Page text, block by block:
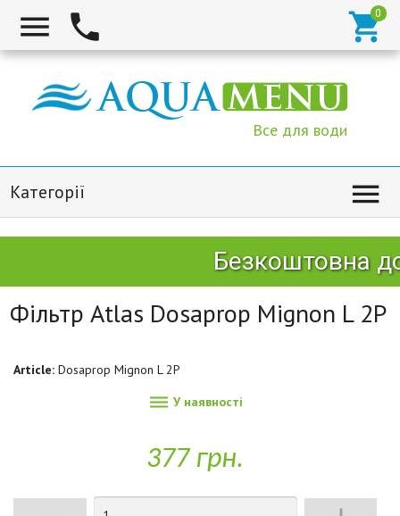
  
Все для води
Категорії 
Безкоштовна
Фільтр Atlas Dosaprop Mignon L 2P
Article: Dosaprop Mignon L 2P
 У наявності
377 грн.